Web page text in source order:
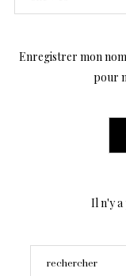
Enregistrer mon
pour
Il n'y a